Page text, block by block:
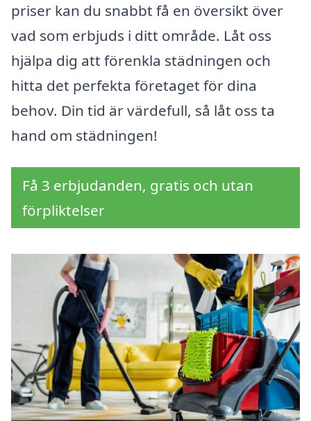
priser kan du snabbt få en översikt över
vad som erbjuds i ditt område. Låt oss
hjälpa dig att förenkla städningen och
hitta det perfekta företaget för dina
behov. Din tid är värdefull, så låt oss ta
hand om städningen!
Få 3 erbjudanden, gratis och utan
förpliktelser